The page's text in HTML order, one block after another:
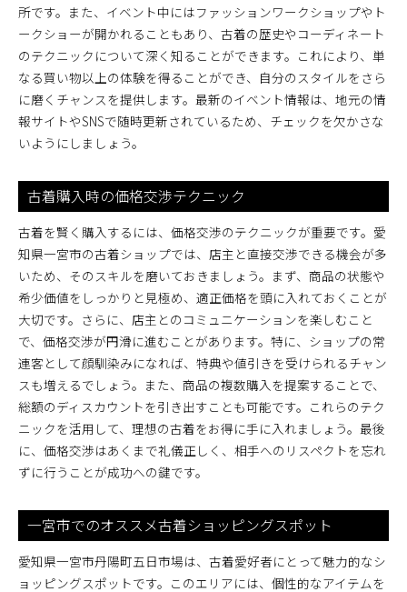
所です。また、イベント中にはファッションワークショップやト
ークショーが開かれることもあり、古着の歴史やコーディネート
のテクニックについて深く知ることができます。これにより、単
なる買い物以上の体験を得ることができ、自分のスタイルをさら
に磨くチャンスを提供します。最新のイベント情報は、地元の情
報サイトやSNSで随時更新されているため、チェックを欠かさな
いようにしましょう。
古着購入時の価格交渉テクニック
古着を賢く購入するには、価格交渉のテクニックが重要です。愛
知県一宮市の古着ショップでは、店主と直接交渉できる機会が多
いため、そのスキルを磨いておきましょう。まず、商品の状態や
希少価値をしっかりと見極め、適正価格を頭に入れておくことが
大切です。さらに、店主とのコミュニケーションを楽しむこと
で、価格交渉が円滑に進むことがあります。特に、ショップの常
連客として顔馴染みになれば、特典や値引きを受けられるチャン
スも増えるでしょう。また、商品の複数購入を提案することで、
総額のディスカウントを引き出すことも可能です。これらのテク
ニックを活用して、理想の古着をお得に手に入れましょう。最後
に、価格交渉はあくまで礼儀正しく、相手へのリスペクトを忘れ
ずに行うことが成功への鍵です。
一宮市でのオススメ古着ショッピングスポット
愛知県一宮市丹陽町五日市場は、古着愛好者にとって魅力的なシ
ョッピングスポットです。このエリアには、個性的なアイテムを